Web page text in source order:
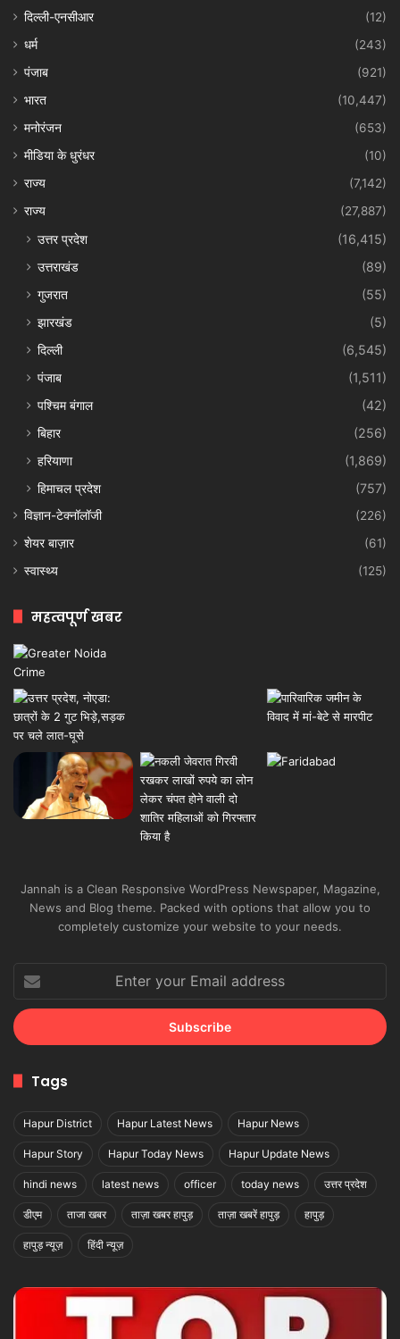
दिल्ली-एनसीआर
(12)
धर्म
(243)
पंजाब
(921)
भारत
(10,447)
मनोरंजन
(653)
मीडिया के धुरंधर
(10)
राज्य
(7,142)
राज्य
(27,887)
उत्तर प्रदेश
(16,415)
उत्तराखंड
(89)
गुजरात
(55)
झारखंड
(5)
दिल्ली
(6,545)
पंजाब
(1,511)
पश्चिम बंगाल
(42)
बिहार
(256)
हरियाणा
(1,869)
हिमाचल प्रदेश
(757)
विज्ञान-टेक्नॉलॉजी
(226)
शेयर बाज़ार
(61)
स्वास्थ्य
(125)
महत्वपूर्ण खबर
Jannah is a Clean Responsive WordPress Newspaper, Magazine,
News and Blog theme. Packed with options that allow you to
completely customize your website to your needs.
your
Email
address
Tags
Hapur District Hapur Latest News Hapur News
Hapur Story Hapur Today News Hapur Update News
hindi news latest news officer today news उत्तर प्रदेश
डीएम ताजा खबर ताज़ा खबर हापुड़ ताज़ा खबरें हापुड़ हापुड़
हापुड़ न्यूज़ हिंदी न्यूज़